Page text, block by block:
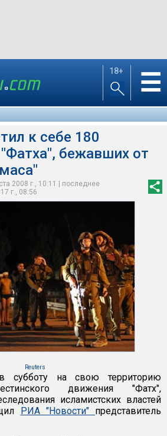
18+ ☰
к себе 180
бежавших от
2008 г., 10:11 | последнее
г., 08:56
Reuters
субботу на свою территорию
движения "Фатх",
исламистских властей
РИА "Новости" представитель